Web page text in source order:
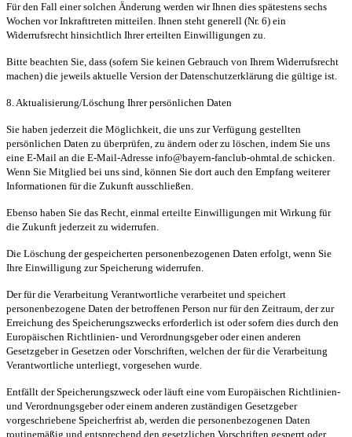
Für den Fall einer solchen Änderung werden wir Ihnen dies spätestens sechs
Wochen vor Inkrafttreten mitteilen. Ihnen steht generell (Nr. 6) ein
Widerrufsrecht hinsichtlich Ihrer erteilten Einwilligungen zu.
Bitte beachten Sie, dass (sofern Sie keinen Gebrauch von Ihrem Widerrufsrecht
machen) die jeweils aktuelle Version der Datenschutzerklärung die gültige ist.
8. Aktualisierung/Löschung Ihrer persönlichen Daten
Sie haben jederzeit die Möglichkeit, die uns zur Verfügung gestellten
persönlichen Daten zu überprüfen, zu ändern oder zu löschen, indem Sie uns
eine E-Mail an die E-Mail-Adresse info@bayern-fanclub-ohmtal.de schicken.
Wenn Sie Mitglied bei uns sind, können Sie dort auch den Empfang weiterer
Informationen für die Zukunft ausschließen.
Ebenso haben Sie das Recht, einmal erteilte Einwilligungen mit Wirkung für
die Zukunft jederzeit zu widerrufen.
Die Löschung der gespeicherten personenbezogenen Daten erfolgt, wenn Sie
Ihre Einwilligung zur Speicherung widerrufen.
Der für die Verarbeitung Verantwortliche verarbeitet und speichert
personenbezogene Daten der betroffenen Person nur für den Zeitraum, der zur
Erreichung des Speicherungszwecks erforderlich ist oder sofern dies durch den
Europäischen Richtlinien- und Verordnungsgeber oder einen anderen
Gesetzgeber in Gesetzen oder Vorschriften, welchen der für die Verarbeitung
Verantwortliche unterliegt, vorgesehen wurde.
Entfällt der Speicherungszweck oder läuft eine vom Europäischen Richtlinien-
und Verordnungsgeber oder einem anderen zuständigen Gesetzgeber
vorgeschriebene Speicherfrist ab, werden die personenbezogenen Daten
routinemäßig und entsprechend den gesetzlichen Vorschriften gesperrt oder